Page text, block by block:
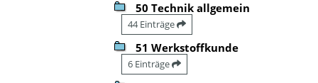
50 Technik allgemein
44 Einträge
51 Werkstoffkunde
6 Einträge